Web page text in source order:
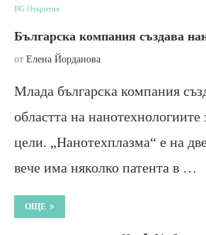
BG Открития
Българска компания създава
от Елена Йорданова
Млада българска компания
областта на
цели. „Нанотехплазма“ е на
вече има няколко патента в …
ОЩЕ